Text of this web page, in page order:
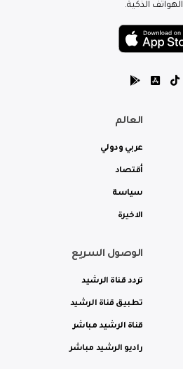
الذكية.
العالم
عربي ودولي
أقتصاد
سياسة
الاخيرة
الوصول السريع
تردد قناة الرشيد
تطبيق قناة الرشيد
قناة الرشيد مباشر
راديو الرشيد مباشر